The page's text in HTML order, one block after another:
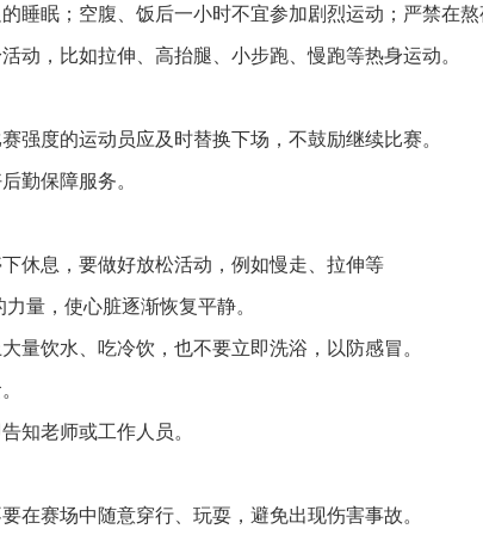
睡眠；空腹、饭后一小时不宜参加剧烈运动；严禁在
活动，比如拉伸、高抬腿、小步跑、慢跑等热身运动。
强度的运动员应及时替换下场，不鼓励继续比赛。
勤保障服务。
休息，要做好放松活动，例如慢走、 拉伸等
力量 ， 使心脏逐渐恢复平静。
量饮水、吃冷饮，也不要立即洗浴，以防感冒。
知老师或工作人员。
在赛场中随意穿行、玩耍，避免出现伤害事故。